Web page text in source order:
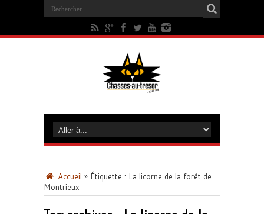
Accueil » Étiquette : La licorne de la forêt de
Montrieux